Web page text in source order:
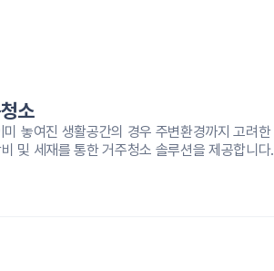
소
미 놓여진 생활공간의 경우 주변환경까지 고려
및 세재를 통한 거주청소 솔루션을 제공합니다.